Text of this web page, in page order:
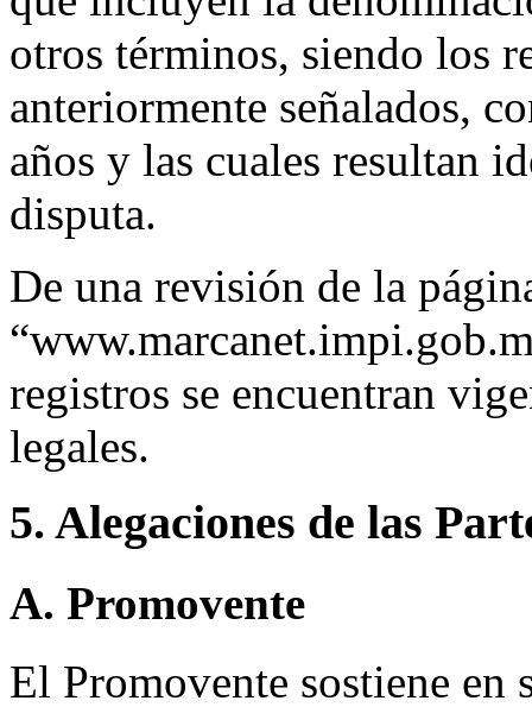
otros términos, siendo los
anteriormente señalados,
años y las cuales resultan
disputa.
De una revisión de la
registros se encuentran
legales.
5. Alegaciones de las
A. Promovente
El Promovente sostiene en